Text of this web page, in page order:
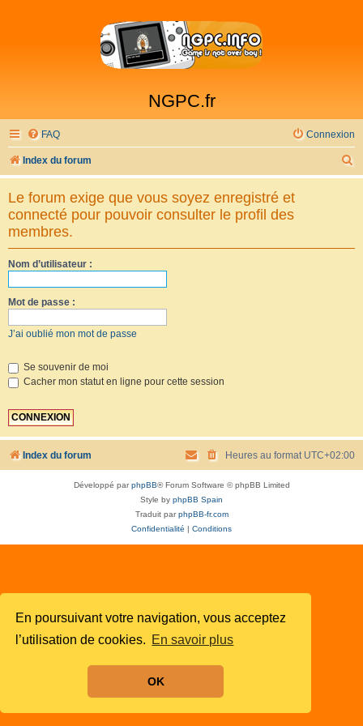
En poursuivant votre navigation, vous acceptez
l’utilisation de cookies. En savoir plus
OK
NGPC.fr
FAQ Connexion
Index du forum
e
Le forum exige que vous soyez enregistré et
connecté pour pouvoir consulter le profil des
membres.
Nom d’utilisateur :
Mot de passe :
J’ai oublié mon mot de passe
Se souvenir de moi
Cacher mon statut en ligne pour cette session
Index du forum Heures au format UTC+02:00
Développé parphpBB® Forum Software © phpBB Limited
Style by phpBB Spain
Traduit parphpBB-fr.com
Confidentialité
Conditions